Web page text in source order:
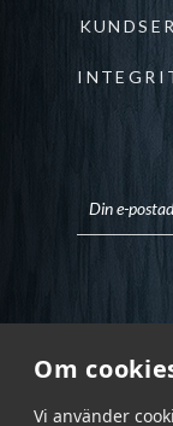
Om
Vi använder